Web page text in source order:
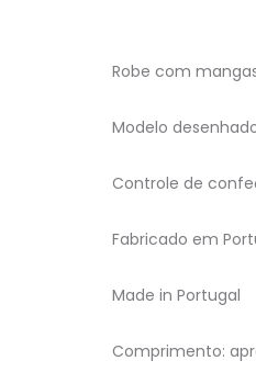
Robe com
Modelo
Controle de
Fabricado em
Made in Portugal
Comprimento: